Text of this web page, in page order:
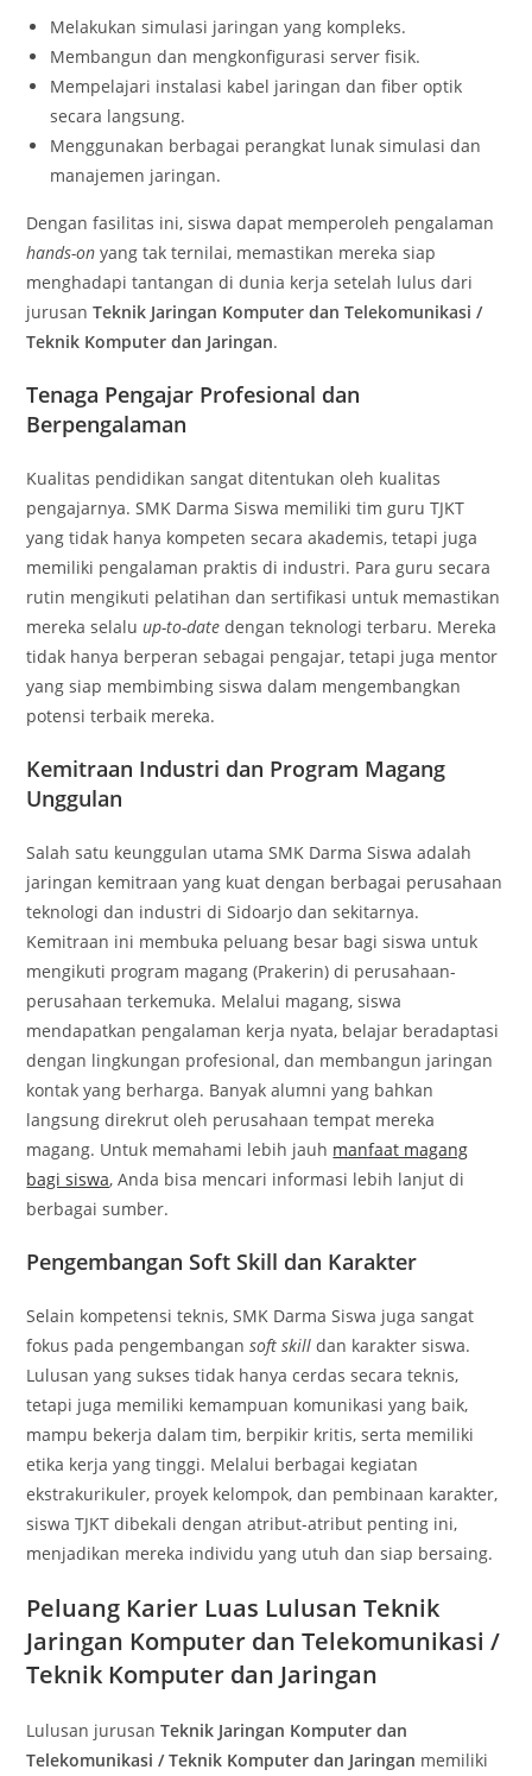
Melakukan simulasi jaringan yang kompleks.
Membangun dan mengkonfigurasi server fisik.
Mempelajari instalasi kabel jaringan dan fiber optik
secara langsung.
Menggunakan berbagai perangkat lunak simulasi dan
manajemen jaringan.
Dengan fasilitas ini, siswa dapat memperoleh pengalaman
hands-on yang tak ternilai, memastikan mereka siap
menghadapi tantangan di dunia kerja setelah lulus dari
jurusanTeknik Jaringan Komputer dan Telekomunikasi /
Teknik Komputer dan Jaringan.
Tenaga Pengajar Profesional dan
Berpengalaman
Kualitas pendidikan sangat ditentukan oleh kualitas
pengajarnya. SMK Darma Siswa memiliki tim guru TJKT
yang tidak hanya kompeten secara akademis, tetapi juga
memiliki pengalaman praktis di industri. Para guru secara
rutin mengikuti pelatihan dan sertifikasi untuk memastikan
mereka selaluup-to-date dengan teknologi terbaru. Mereka
tidak hanya berperan sebagai pengajar, tetapi juga mentor
yang siap membimbing siswa dalam mengembangkan
potensi terbaik mereka.
Kemitraan Industri dan Program Magang
Unggulan
Salah satu keunggulan utama SMK Darma Siswa adalah
jaringan kemitraan yang kuat dengan berbagai perusahaan
teknologi dan industri di Sidoarjo dan sekitarnya.
Kemitraan ini membuka peluang besar bagi siswa untuk
mengikuti program magang (Prakerin) di perusahaan-
perusahaan terkemuka. Melalui magang, siswa
mendapatkan pengalaman kerja nyata, belajar beradaptasi
dengan lingkungan profesional, dan membangun jaringan
kontak yang berharga. Banyak alumni yang bahkan
langsung direkrut oleh perusahaan tempat mereka
magang. Untuk memahami lebih jauh manfaat magang
bagi siswa, Anda bisa mencari informasi lebih lanjut di
berbagai sumber.
Pengembangan Soft Skill dan Karakter
Selain kompetensi teknis, SMK Darma Siswa juga sangat
fokus pada pengembangansoft skill dan karakter siswa.
Lulusan yang sukses tidak hanya cerdas secara teknis,
tetapi juga memiliki kemampuan komunikasi yang baik,
mampu bekerja dalam tim, berpikir kritis, serta memiliki
etika kerja yang tinggi. Melalui berbagai kegiatan
ekstrakurikuler, proyek kelompok, dan pembinaan karakter,
siswa TJKT dibekali dengan atribut-atribut penting ini,
menjadikan mereka individu yang utuh dan siap bersaing.
Peluang Karier Luas Lulusan Teknik
Jaringan Komputer dan Telekomunikasi /
Teknik Komputer dan Jaringan
Lulusan jurusanTeknik Jaringan Komputer dan
Telekomunikasi / Teknik Komputer dan Jaringan memiliki